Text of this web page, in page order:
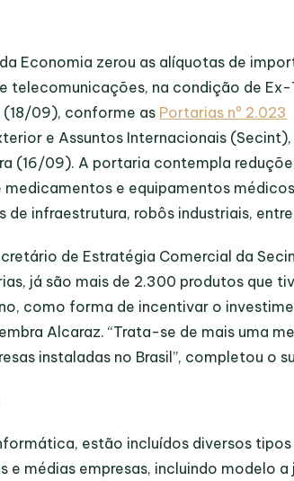
Economia zerou as alíquotas de
telecomunicações, na condição de
09), conforme as Portarias nº 2.023
e Assuntos Internacionais
(16/09). A portaria contempla
medicamentos e equipamentos
de infraestrutura, robôs industriais,
de Estratégia Comercial da
já são mais de 2.300 produtos que
como forma de incentivar o
Alcaraz. “Trata-se de mais uma
instaladas no Brasil”, completou o
estão incluídos diversos
e médias empresas, incluindo modelo